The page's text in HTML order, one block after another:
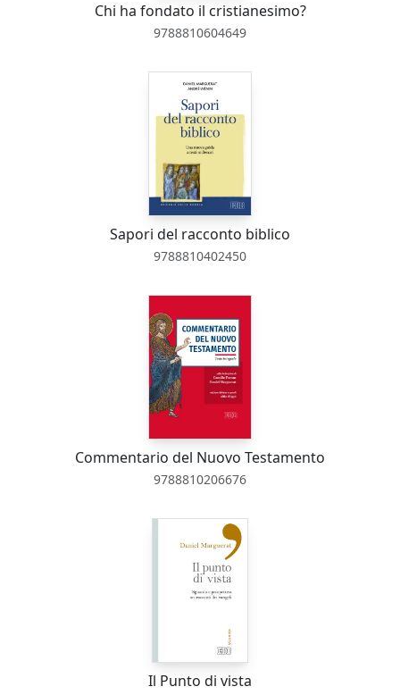
Chi ha fondato il cristianesimo?
9788810604649
Sapori del racconto biblico
9788810402450
Commentario del Nuovo Testamento
9788810206676
Il Punto di vista